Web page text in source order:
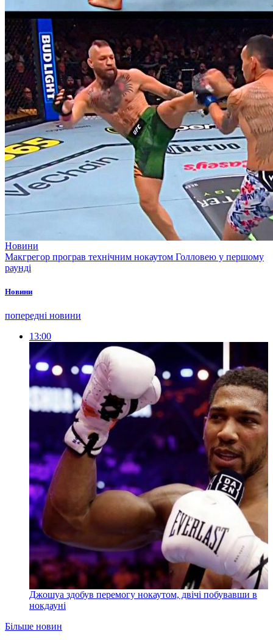
Новини
Макгрегор програв технічним нокаутом Голловею у першому
раунді
Новини
попередні новини
13:00
Джошуа здобув перемогу нокаутом, двічі побувавши в
нокдауні
Більше новин